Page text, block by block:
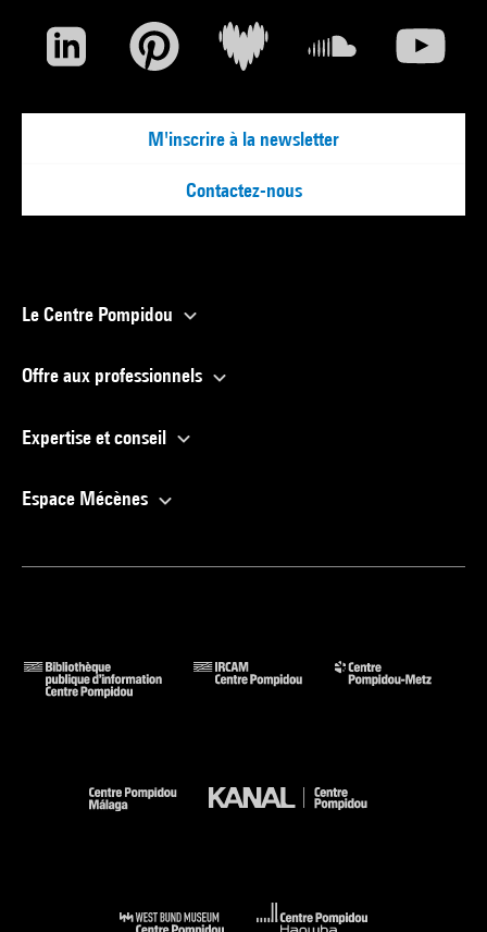
M'inscrire à la newsletter
Contactez-nous
Le Centre Pompidou
Offre aux professionnels
Expertise et conseil
Espace Mécènes